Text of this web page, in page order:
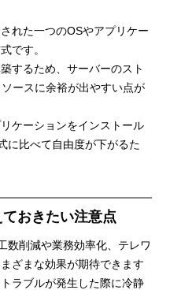
れた一つのOSやアプリケー
です。
するため、サーバーのスト
ースに余裕が出やすい点が
ケーションをインストール
に比べて自由度が下がるた
おきたい注意点
数削減や業務効率化、テレワ
ざまな効果が期待できます
ラブルが発生した際に冷静